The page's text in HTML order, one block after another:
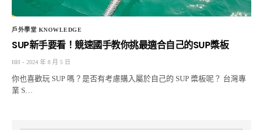
戶外學堂 KNOWLEDGE
SUP新手要看！競速國手教你挑最適合自己的SUP槳板
HH 2024 年 8 月 5 日
你也喜歡玩 SUP 嗎？是否有考慮購入屬於自己的 SUP 槳板呢？ 台灣專
業 S…